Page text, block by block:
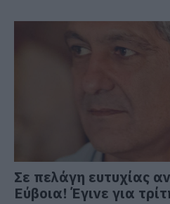
Σε πελάγη ευτυχίας
Εύβοια! Έγινε για